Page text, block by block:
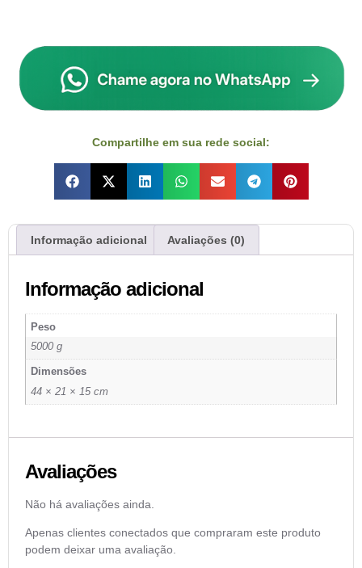
Compartilhe em sua rede social:
Informação adicional Avaliações (0)
Informação adicional
Peso
5000 g
Dimensões
44 × 21 × 15 cm
Avaliações
Não há avaliações ainda.
Apenas clientes conectados que compraram este produto
podem deixar uma avaliação.